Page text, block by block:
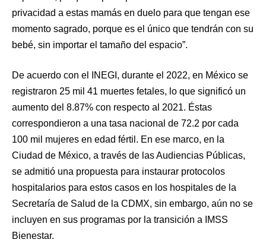
privacidad a estas mamás en duelo para que tengan ese
momento sagrado, porque es el único que tendrán con su
bebé, sin importar el tamaño del espacio”.
De acuerdo con el INEGI, durante el 2022, en México se
registraron 25 mil 41 muertes fetales, lo que significó un
aumento del 8.87% con respecto al 2021. Éstas
correspondieron a una tasa nacional de 72.2 por cada
100 mil mujeres en edad fértil. En ese marco, en la
Ciudad de México, a través de las Audiencias Públicas,
se admitió una propuesta para instaurar protocolos
hospitalarios para estos casos en los hospitales de la
Secretaría de Salud de la CDMX, sin embargo, aún no se
incluyen en sus programas por la transición a IMSS
Bienestar.